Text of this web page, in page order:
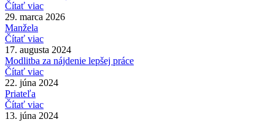
Čítať viac
29. marca 2026
Manžela
Čítať viac
17. augusta 2024
Modlitba za nájdenie lepšej práce
Čítať viac
22. júna 2024
Priateľa
Čítať viac
13. júna 2024